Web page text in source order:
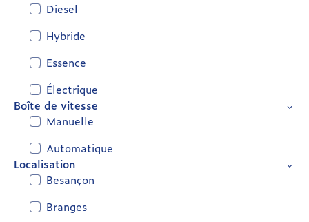
Diesel
Hybride
Essence
Électrique
Boîte de vitesse
Manuelle
Automatique
Localisation
Besançon
Branges